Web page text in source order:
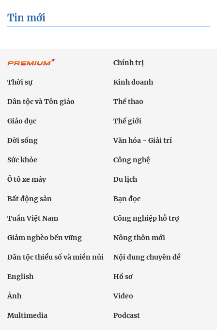
Tin mới
Chính trị
Thời sự Kinh doanh
Dân tộc và Tôn giáo Thể thao
Giáo dục Thế giới
Đời sống Văn hóa - Giải trí
Sức khỏe Công nghệ
Ô tô xe máy Du lịch
Bất động sản Bạn đọc
Tuần Việt Nam Công nghiệp hỗ trợ
Giảm nghèo bền vững Nông thôn mới
Dân tộc thiểu số và miền núi Nội dung chuyên đề
English Hồ sơ
Ảnh Video
Multimedia Podcast